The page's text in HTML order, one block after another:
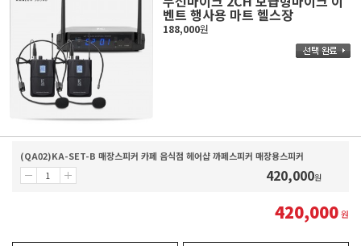
벤트 행사용 마트 헬스장
188,000원
(QA02)KA-SET-B 매장스피커 카페 음식점 헤어샵 까페스피커 매장용스피커
420,000원
420,000원